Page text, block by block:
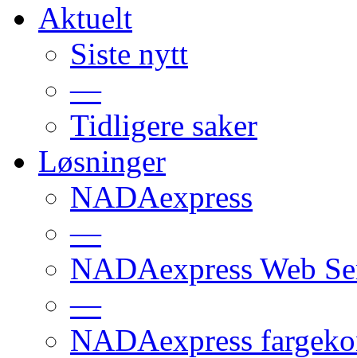
Aktuelt
Siste nytt
—
Tidligere saker
Løsninger
NADAexpress
—
NADAexpress Web
—
NADAexpress